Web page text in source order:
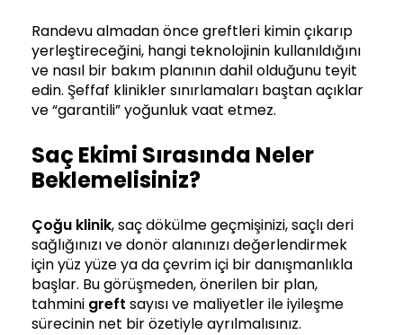
Randevu almadan önce greftleri kimin çıkarıp
yerleştireceğini, hangi teknolojinin kullanıldığını
ve nasıl bir bakım planının dahil olduğunu teyit
edin. Şeffaf klinikler sınırlamaları baştan açıklar
ve “garantili” yoğunluk vaat etmez.
Saç Ekimi Sırasında Neler
Beklemelisiniz?
Çoğu klinik, saç dökülme geçmişinizi, saçlı deri
sağlığınızı ve donör alanınızı değerlendirmek
için yüz yüze ya da çevrim içi bir danışmanlıkla
başlar. Bu görüşmeden, önerilen bir plan,
tahmini greft sayısı ve maliyetler ile iyileşme
sürecinin net bir özetiyle ayrılmalısınız.